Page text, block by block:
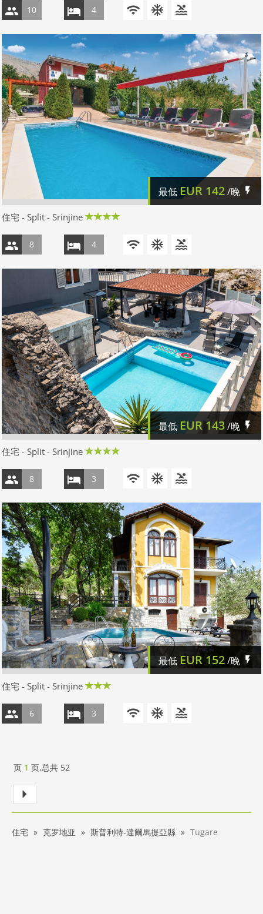
10 4
最低 EUR 142/晚
住宅 - Split - Srinjine
8 4
最低 EUR143/晚
住宅 - Split - Srinjine
8 3
最低 EUR 152/晚
住宅 - Split - Srinjine
6 3
页 1 页,总共 52
住宅 克罗地亚 斯普利特-達爾馬提亞縣 Tugare